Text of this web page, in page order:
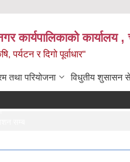
कार्यपालिकाको
पर्यटन र दिगो पूर्वाधार"
तथा परियोजना विधुतीय शुसासन